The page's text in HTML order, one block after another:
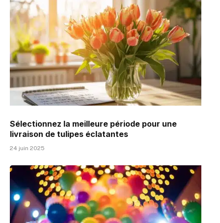
Sélectionnez la meilleure période pour une
livraison de tulipes éclatantes
24 juin 2025